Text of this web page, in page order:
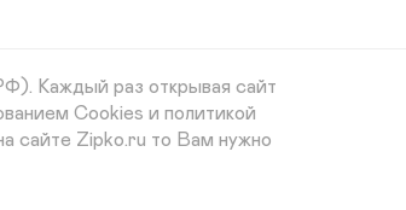
Каждый раз открывая сайт
Cookies и политикой
сайте Zipko.ru то Вам нужно